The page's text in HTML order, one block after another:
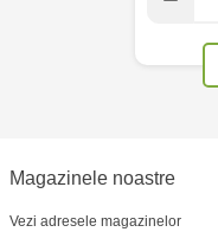
Magazinele noastre
Vezi adresele magazinelor